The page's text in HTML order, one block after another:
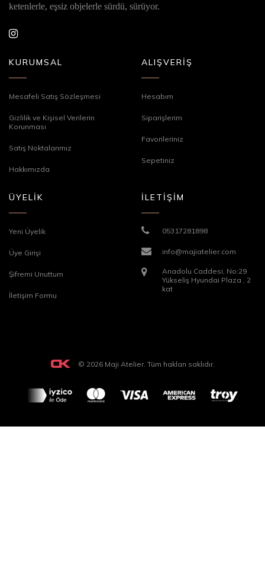
ketenlerle, eşsiz objelerle sürdü, sürüyor.
KURUMSAL
Mesafeli Satış Sözleşmesi
Gizlilik ve Kişisel Verilerin
Korunması
Satış Noktalarımız
Hakkımızda
ALIŞVERİŞ
Hesabım
Siparişlerim
Favorileriniz
Sepetiniz
ÜYELİK
Yeni Üyelik
Üye Girişi
Şifremi Unuttum
İletişim Formu
İLETİŞİM
05317281898
info@majiatelier.com
Anadolu Caddesi, No:29
Yükseliş Hyundai Plaza , 2
kat
© 2026 Maji Atelier. Tüm hakları saklıdır.